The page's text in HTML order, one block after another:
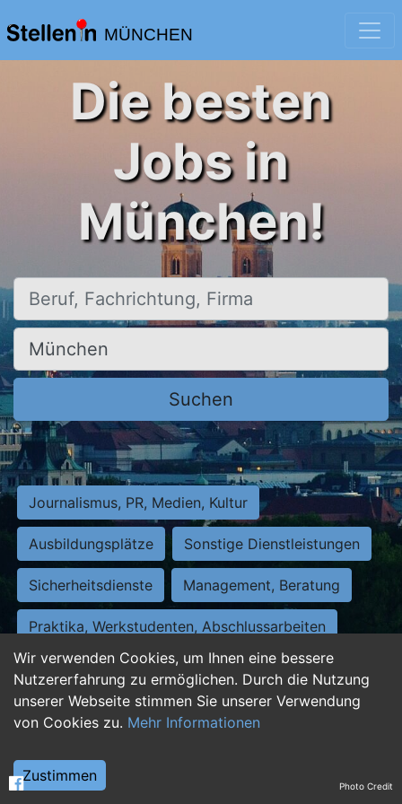
MÜNCHEN
Wir verwenden Cookies, um Ihnen eine bessere
Nutzererfahrung zu ermöglichen. Durch die Nutzung
unserer Webseite stimmen Sie unserer Verwendung
von Cookies zu. Mehr Informationen
Zustimmen
Die besten
Jobs in
München!
Beruf, Fachrichtung, Firma
Ort, Stadt
Suchen
Journalismus, PR, Medien, Kultur
Ausbildungsplätze Sonstige Dienstleistungen
Sicherheitsdienste Management, Beratung
Praktika, Werkstudenten, Abschlussarbeiten
Personalwesen Assistenz, Sekretariat
Hilfskräfte, Aushilfs- und Nebenjobs
Weiterbildung, Studium, duale Ausbildung Photo Credit